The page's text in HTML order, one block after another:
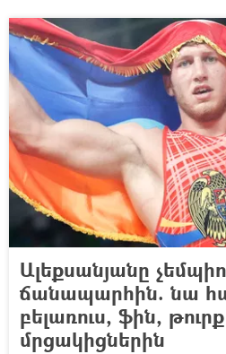
Ալեքսանյանը
ճանապարհին. նա
բելառուս, ֆին,
մրցակիցներին